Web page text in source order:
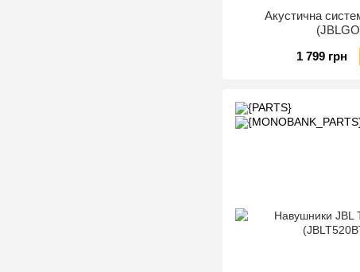
Акустична
1 799 грн